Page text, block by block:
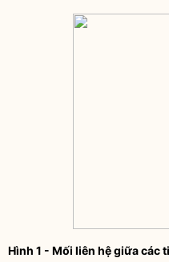
Hình 1 - Mối liên hệ giữa các